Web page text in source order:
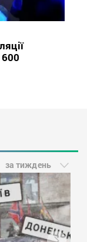
за тиждень